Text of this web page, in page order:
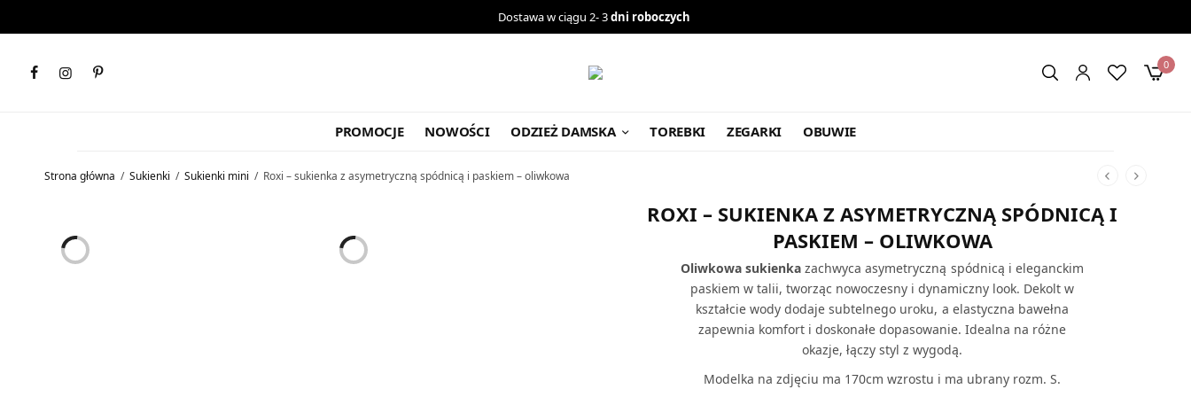
Dostawa w ciągu 2- 3dni roboczych
0
PROMOCJE NOWOŚCI ODZIEŻ DAMSKA TOREBKI ZEGARKI OBUWIE
Strona główna / Sukienki / Sukienki mini / Roxi – sukienka z asymetryczną spódnicą i paskiem – oliwkowa
ROXI – SUKIENKA Z ASYMETRYCZNĄ SPÓDNICĄ I
PASKIEM – OLIWKOWA
Oliwkowa sukienka zachwyca asymetryczną spódnicą i eleganckim
paskiem w talii, tworząc nowoczesny i dynamiczny look. Dekolt w
kształcie wody dodaje subtelnego uroku, a elastyczna bawełna
zapewnia komfort i doskonałe dopasowanie. Idealna na różne
okazje, łączy styl z wygodą.
Modelka na zdjęciu ma 170cm wzrostu i ma ubrany rozm. S.